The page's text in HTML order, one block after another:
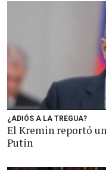
¿ADIÓS A LA TREGUA?
El Kremin reportó
Putin